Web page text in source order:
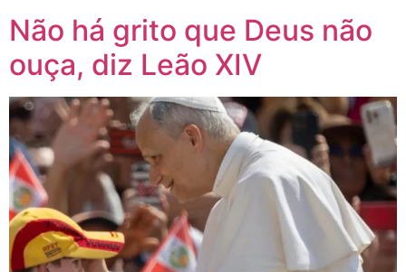
Não há grito que Deus não
ouça, diz Leão XIV